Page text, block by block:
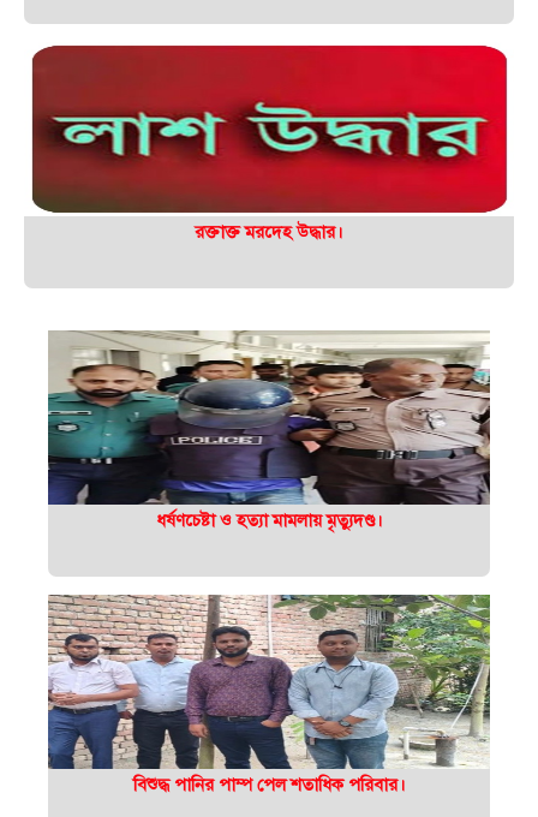
রক্তাক্ত মরদেহ উদ্ধার।
ধর্ষণচেষ্টা ও হত্যা মামলায় মৃত্যুদণ্ড।
বিশুদ্ধ পানির পাম্প পেল শতাধিক পরিবার।